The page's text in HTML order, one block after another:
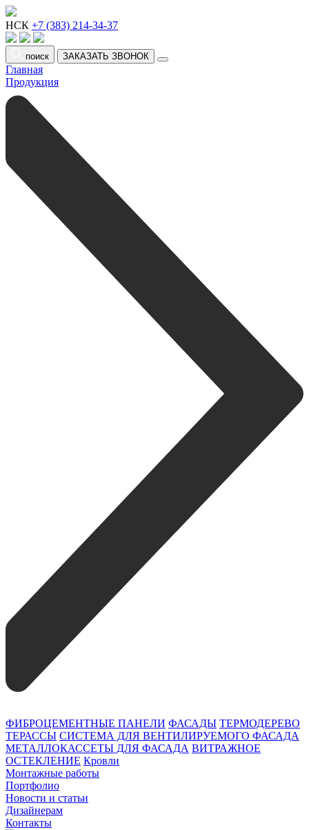
НСК +7 (383) 214-34-37
поиск ЗАКАЗАТЬ ЗВОНОК
Главная
Продукция
ФИБРОЦЕМЕНТНЫЕ ПАНЕЛИ ФАСАДЫ ТЕРМОДЕРЕВО
ТЕРАССЫ СИСТЕМА ДЛЯ ВЕНТИЛИРУЕМОГО ФАСАДА
МЕТАЛЛОКАССЕТЫ ДЛЯ ФАСАДА ВИТРАЖНОЕ
ОСТЕКЛЕНИЕ Кровли
Монтажные работы
Портфолио
Новости и статьи
Дизайнерам
Контакты